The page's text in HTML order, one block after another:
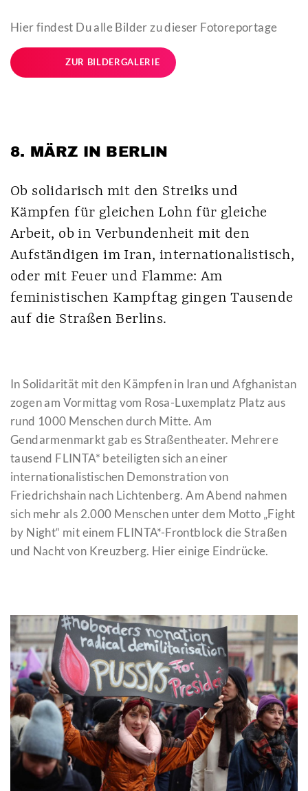
Hier findest Du alle Bilder zu dieser Fotoreportage
ZUR BILDERGALERIE
8. MÄRZ IN BERLIN
Ob solidarisch mit den Streiks und
Kämpfen für gleichen Lohn für gleiche
Arbeit, ob in Verbundenheit mit den
Aufständigen im Iran, internationalistisch,
oder mit Feuer und Flamme: Am
feministischen Kampftag gingen Tausende
auf die Straßen Berlins.
In Solidarität mit den Kämpfen in Iran und Afghanistan
zogen am Vormittag vom Rosa-Luxemplatz Platz aus
rund 1000 Menschen durch Mitte. Am
Gendarmenmarkt gab es Straßentheater. Mehrere
tausend FLINTA* beteiligten sich an einer
internationalistischen Demonstration von
Friedrichshain nach Lichtenberg. Am Abend nahmen
sich mehr als 2.000 Menschen unter dem Motto „Fight
by Night“ mit einem FLINTA*-Frontblock die Straßen
und Nacht von Kreuzberg. Hier einige Eindrücke.